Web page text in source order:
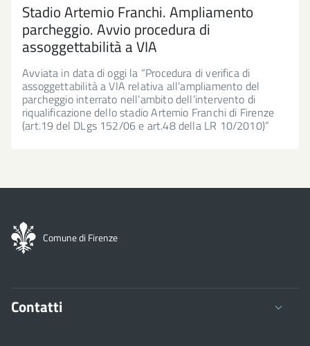
Stadio Artemio Franchi. Ampliamento
parcheggio. Avvio procedura di
assoggettabilità a VIA
Avviata in data di oggi la “Procedura di verifica di
assoggettabilità a VIA relativa all’ampliamento del
parcheggio interrato nell’ambito dell’intervento di
riqualificazione dello stadio Artemio Franchi di Firenze
(art.19 del DLgs 152/06 e art.48 della LR 10/2010)”
Comune di Firenze
Contatti